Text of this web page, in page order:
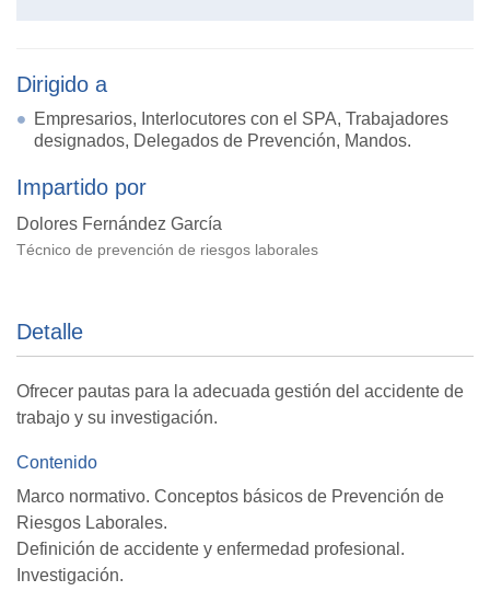
Dirigido a
Empresarios, Interlocutores con el SPA, Trabajadores
designados, Delegados de Prevención, Mandos.
Impartido por
Dolores Fernández García
Técnico de prevención de riesgos laborales
Detalle
Ofrecer pautas para la adecuada gestión del accidente de
trabajo y su investigación.
Contenido
Marco normativo. Conceptos básicos de Prevención de
Riesgos Laborales.
Definición de accidente y enfermedad profesional.
Investigación.